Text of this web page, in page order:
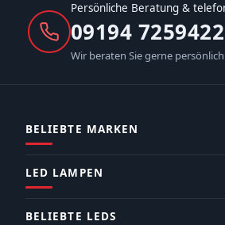
Persönliche Beratung &
09194 7259422
Wir beraten Sie gerne
BELIEBTE MARKEN
LED LAMPEN
BELIEBTE LEDS